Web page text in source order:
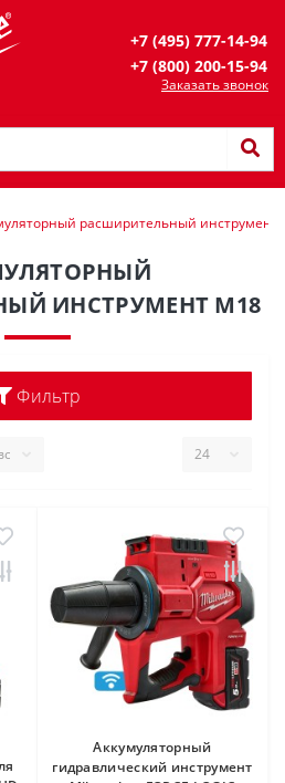
+7 (495) 777-14-94
+7 (800) 200-15-94
Заказать звонок
расширительный инструмент
ИНСТРУМЕНТ M18
Фильтр
Аккумуляторный
гидравлический инструмент